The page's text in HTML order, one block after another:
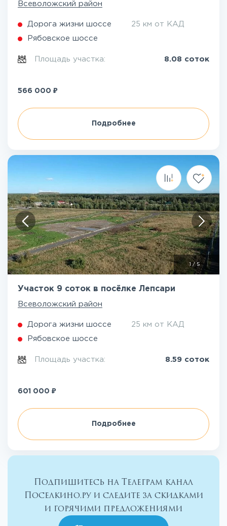
Всеволожский район
Дорога жизни шоссе 25 км от КАД
Рябовское шоссе
Площадь участка: 8.08 соток
566 000 ₽
Подробнее
1 /5
Участок 9 соток в посёлке Лепсари
Всеволожский район
Дорога жизни шоссе 25 км от КАД
Рябовское шоссе
Площадь участка: 8.59 соток
601 000 ₽
Подробнее
Подпишитесь на Телеграм канал
Поселкино.ру и следите за скидками
и горячими предложениями